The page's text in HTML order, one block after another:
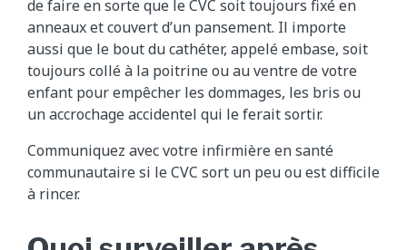
de faire en sorte que le CVC soit toujours fixé en
anneaux et couvert d’un pansement. Il importe
aussi que le bout du cathéter, appelé embase, soit
toujours collé à la poitrine ou au ventre de votre
enfant pour empêcher les dommages, les bris ou
un accrochage accidentel qui le ferait sortir.
Communiquez avec votre infirmière en santé
communautaire si le CVC sort un peu ou est difficile
à rincer.